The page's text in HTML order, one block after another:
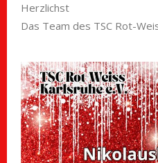
Herzlichst
Das Team des TSC Rot-